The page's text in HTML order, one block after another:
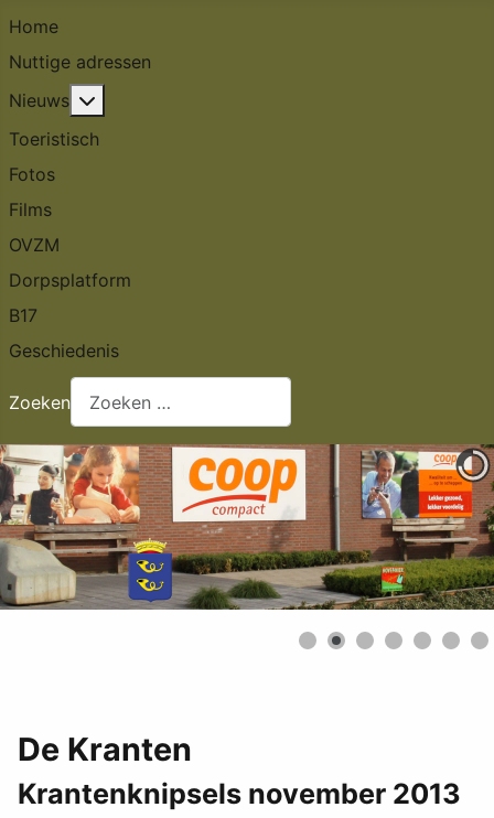
Home
Nuttige adressen
Nieuws
Toeristisch
Fotos
Films
OVZM
Dorpsplatform
B17
Geschiedenis
Zoeken
De Kranten
Krantenknipsels november 2013